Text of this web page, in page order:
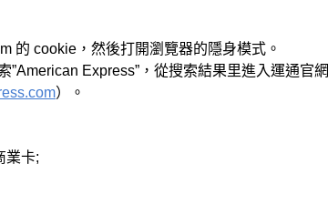
的 cookie，然後打開瀏覽器的隱身模式。
”American Express”，從搜索結果里進入運通官網
）。
業卡;